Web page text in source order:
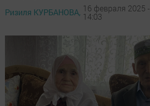
Ризиля КУРБАНОВА, 16 февраля 2025 -
14:03